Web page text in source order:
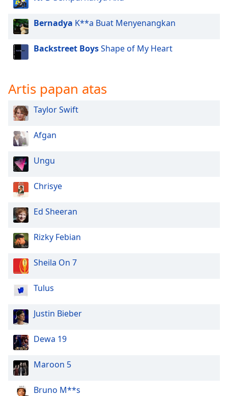
Bernadya K**a Buat Menyenangkan
Backstreet BoysShape of My Heart
Artis papan atas
Taylor Swift
Afgan
Ungu
Chrisye
Ed Sheeran
Rizky Febian
Sheila On 7
Tulus
Justin Bieber
Dewa 19
Maroon 5
Bruno M**s